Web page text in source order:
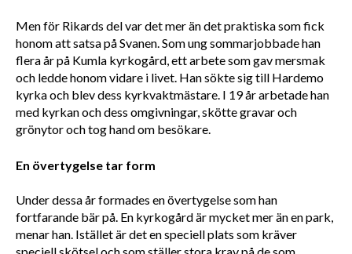
Men för Rikards del var det mer än det praktiska som fick
honom att satsa på Svanen. Som ung sommarjobbade han
flera år på Kumla kyrkogård, ett arbete som gav mersmak
och ledde honom vidare i livet. Han sökte sig till Hardemo
kyrka och blev dess kyrkvaktmästare. I 19 år arbetade han
med kyrkan och dess omgivningar, skötte gravar och
grönytor och tog hand om besökare.
En övertygelse tar form
Under dessa år formades en övertygelse som han
fortfarande bär på. En kyrkogård är mycket mer än en park,
menar han. Istället är det en speciell plats som kräver